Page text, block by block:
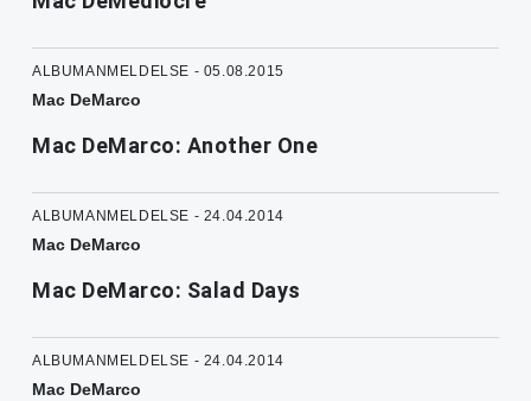
ALBUMANMELDELSE - 05.08.2015
Mac DeMarco
Mac DeMarco: Another One
ALBUMANMELDELSE - 24.04.2014
Mac DeMarco
Mac DeMarco: Salad Days
ALBUMANMELDELSE - 24.04.2014
Mac DeMarco